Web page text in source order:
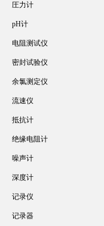
圧力计
pH计
电阻测试仪
密封试验仪
余氯测定仪
流速仪
抵抗计
绝缘电阻计
噪声计
深度计
记录仪
记录器